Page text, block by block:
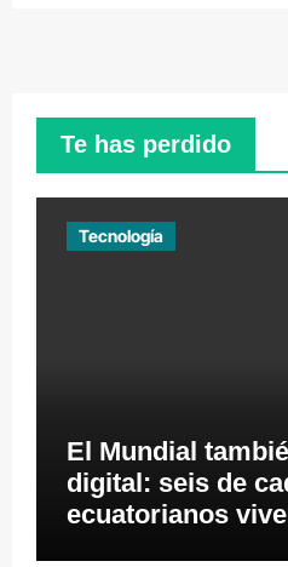
Te has perdido
Tecnología
El Mundial
digital: seis de
ecuatorianos